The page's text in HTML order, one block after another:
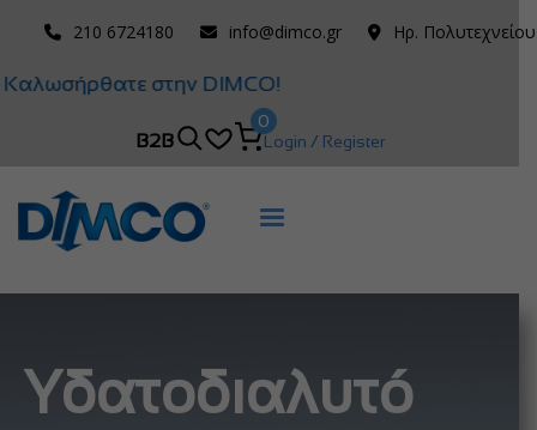
210 6724180 info@dimco.gr Ηρ.
Καλωσήρθατε στην DIMCO!
B2B
0
Login / Register
Υδατοδιαλυτό